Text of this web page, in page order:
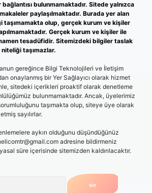
bulunmamaktadır. Sitede yalnızca
makaleler paylaşılmaktadır. Burada yer alan
taşımamakta olup, gerçek kurum ve kişiler
Gerçek kurum ve kişiler ile
tesadüfidir. Sitemizdeki bilgiler taslak
taşımazlar.
gereğince Bilgi Teknolojileri ve İletişim
onaylanmış bir Yer Sağlayıcı olarak hizmet
sitedeki içerikleri proaktif olarak denetleme
bulunmamaktadır. Ancak, üyelerimiz
taşımakta olup, siteye üye olarak
sayılırlar.
aykırı olduğunu düşündüğünüz
adresine bildirmeniz
süre içerisinde sitemizden kaldırılacaktır.